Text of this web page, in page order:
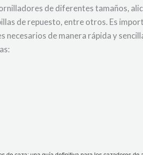
de diferentes tamaños,
de repuesto, entre otros. Es
necesarios de manera rápida y